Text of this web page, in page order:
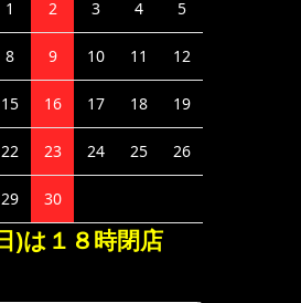
1 2 3 4 5
8 9 10 11 12
15 16 17 18 19
22 23 24 25 26
29 30
)は１８時閉店